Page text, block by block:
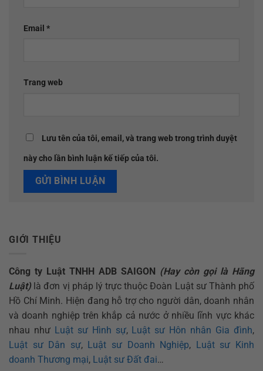
Email *
Trang web
Lưu tên của tôi, email, và trang web trong trình duyệt
này cho lần bình luận kế tiếp của tôi.
GIỚI THIỆU
Công ty Luật TNHH ADB SAIGON (Hay còn gọi là Hãng
Luật) là đơn vị pháp lý trực thuộc Đoàn Luật sư Thành phố
Hồ Chí Minh. Hiện đang hỗ trợ cho người dân, doanh nhân
và doanh nghiệp trên khắp cả nước ở nhiều lĩnh vực khác
nhau như Luật sư Hình sự, Luật sư Hôn nhân Gia đình,
Luật sư Dân sự, Luật sư Doanh Nghiệp, Luật sư Kinh
doanh Thương mại, Luật sư Đất đai…